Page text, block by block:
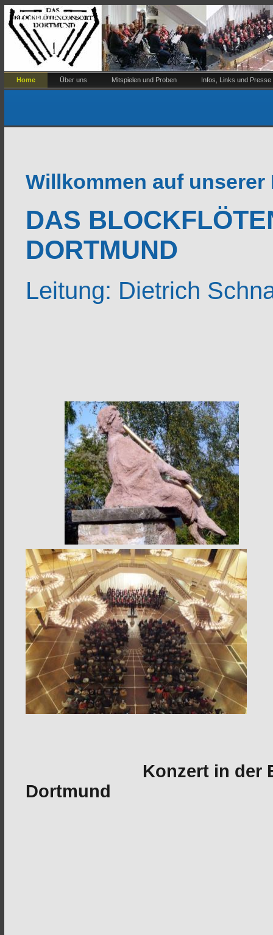
Home Über uns Mitspielen und Proben Infos, Links und Presse
Willkommen auf unserer
DAS
DORTMUND
Leitung: Dietrich
Konzert in der
Dortmund